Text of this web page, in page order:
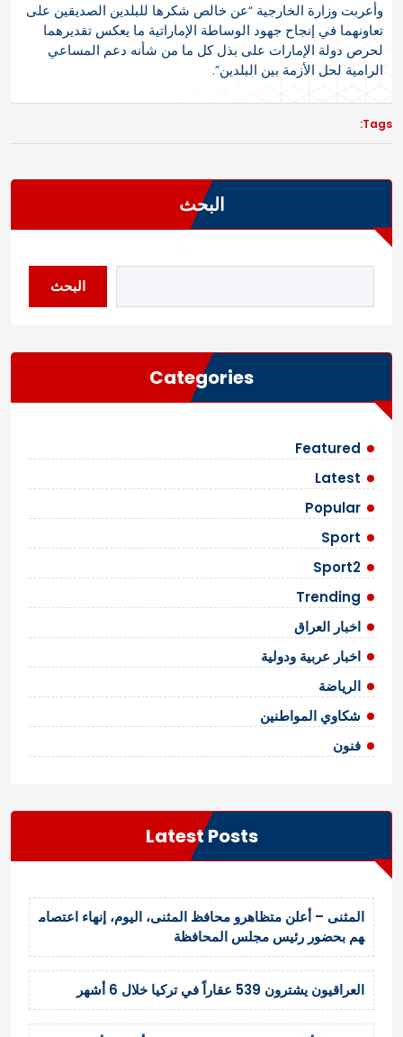
وأعربت وزارة الخارجية “عن خالص شكرها للبلدين الصديقين على
تعاونهما في إنجاح جهود الوساطة الإماراتية ما يعكس تقديرهما
لحرص دولة الإمارات على بذل كل ما من شأنه دعم المساعي
الرامية لحل الأزمة بين البلدين”.
Tags:
البحث
البحث
Categories
Featured
Latest
Popular
Sport
Sport2
Trending
اخبار العراق
اخبار عربية ودولية
الرياضة
شكاوي المواطنين
فنون
Latest Posts
المثنى – أعلن متظاهرو محافظ المثنى، اليوم، إنهاء اعتصام
هم بحضور رئيس مجلس المحافظة
العراقيون يشترون 539 عقاراً في تركيا خلال 6 أشهر